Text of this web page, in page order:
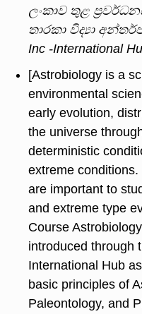
ලංකාව තුළ ප්
තාරකා විද්
Inc -International
[Astrobiology is a
environmental
early evolution,
the universe
deterministic
extreme
are important to
and extreme type
Course
introduced through
International Hub
basic principles of
Paleontology, and